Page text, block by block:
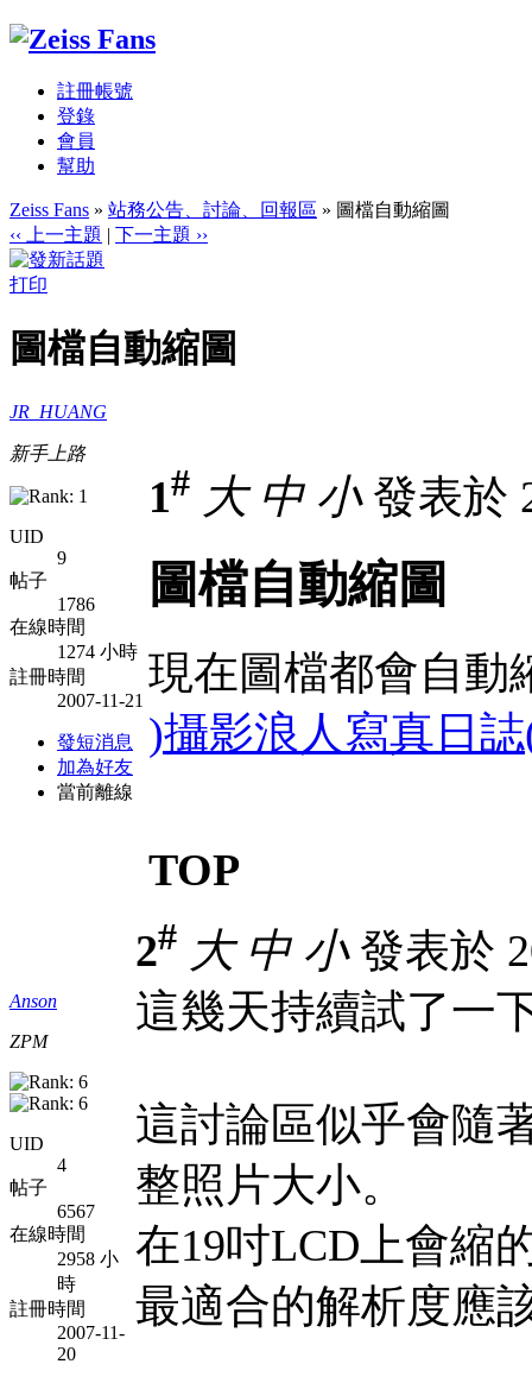
註冊帳號
登錄
會員
幫助
Zeiss Fans » 站務公告、討論、回報區 » 圖檔自動縮圖
‹‹ 上一主題 | 下一主題 ››
打印
圖檔自動縮圖
JR_HUANG
新手上路
UID
9
帖子
1786
在線時間
1274 小時
註冊時間
2007-11-21
發短消息
加為好友
當前離線
1# 大 中 小發表於
圖檔自動縮圖
現在圖檔都會自動
)攝影浪人寫真日
TOP
Anson
ZPM
UID
4
帖子
6567
在線時間
2958 小
時
註冊時間
2007-11-
20
2# 大 中 小發表於
這幾天持續試了一
這討論區似乎會隨
整照片大小。
在19吋LCD上會縮
最適合的解析度應